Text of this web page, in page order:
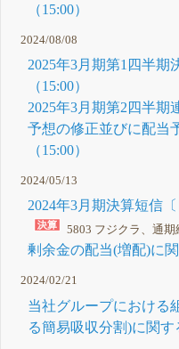
（15:00）
2024/08/08
2025年3月期第1四半期
（15:00）
2025年3月期第2四半
予想の修正並びに配当
（15:00）
2024/05/13
2024年3月期決算短信
5803 フジクラ、通期
剰余金の配当(増配)に
2024/02/21
当社グループにおける
る簡易吸収分割)に関す